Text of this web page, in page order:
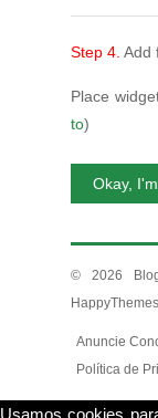
Step 4. Add
Place
to)
Okay,
© 2026
HappyThemes
Anuncie
Política de